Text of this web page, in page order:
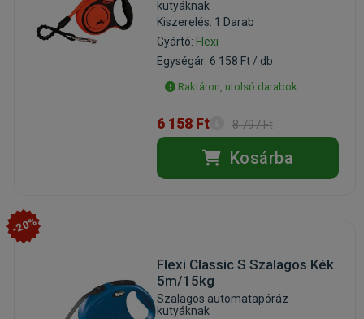
kutyáknak
Kiszerelés: 1 Darab
Gyártó: Flexi
Egységár: 6 158 Ft / db
Raktáron, utolsó darabok
6 158 Ft 8 797 Ft
Kosárba
-20%
Flexi Classic S Szalagos Kék
5m/15kg
Szalagos automatapóráz
kutyáknak